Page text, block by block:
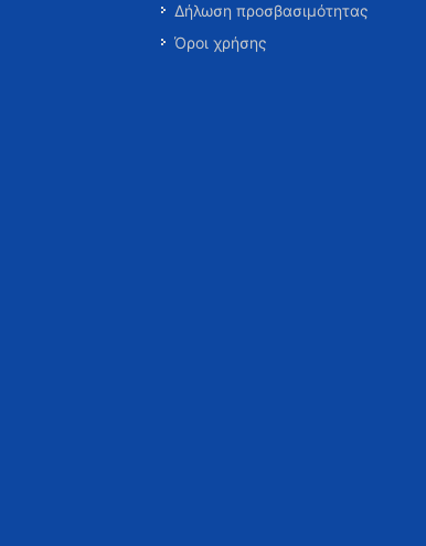
Δήλωση προσβασιμότητας
Όροι χρήσης